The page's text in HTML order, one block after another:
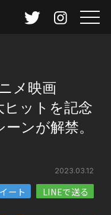
メ映画
ヒットを記念
ンが解禁。
2023.03.12
ート LINEで送る